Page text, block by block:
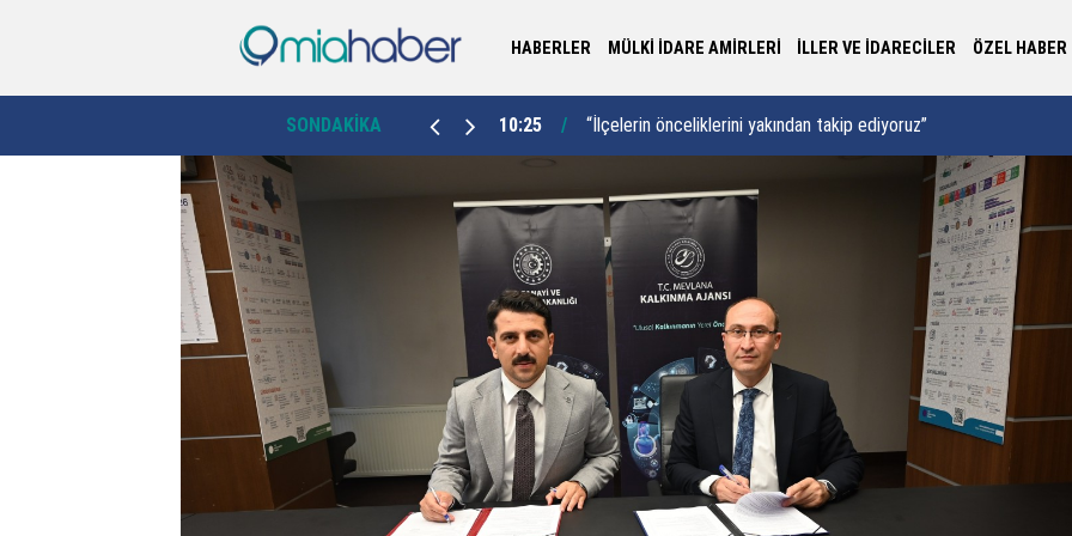
HABERLER MÜLKİ İDARE AMİRLERİ İLLER VE İDARECİLER ÖZEL HABER
SONDAKİKA
“İlçelerin önceliklerini yakından takip ediyoruz” 10:00 Vali Karakaya, Ahıskalı Türk’lerin taleplerini dinledi: